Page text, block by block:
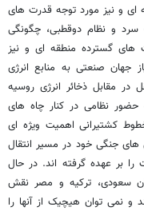
ای و نیز مورد توجه قدرت های
و نظام دوقطبی، چگونگی
های گسترده منطقه ای و نیز
صنعتی به منابع انرژی
مقابل ذخائر انرژی روسیه
نظامی در کنار چاه های
کشتیرانی اهمیت ویژه ای
کشتی های جنگی خود در مسیر انتقال
بر عهده گرفته اند. در حال
سعودی، ترکیه و مصر نقش
و نمی توان هیچیک از آنها را